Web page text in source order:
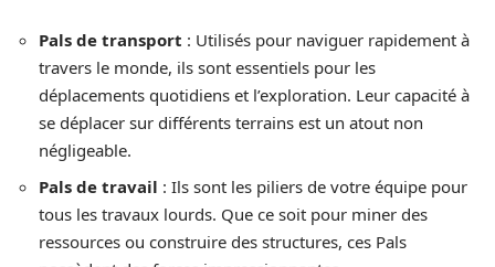
Pals de transport : Utilisés pour naviguer rapidement à
travers le monde, ils sont essentiels pour les
déplacements quotidiens et l’exploration. Leur capacité à
se déplacer sur différents terrains est un atout non
négligeable.
Pals de travail : Ils sont les piliers de votre équipe pour
tous les travaux lourds. Que ce soit pour miner des
ressources ou construire des structures, ces Pals